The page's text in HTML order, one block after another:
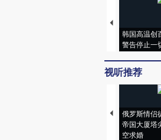
韩国高温创
警告停止一
视听推荐
俄罗斯情侣
帝国大厦塔
空求婚